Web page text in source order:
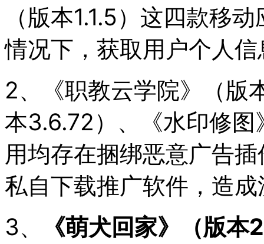
（版本1.1.5）这四款移
情况下，获取用户个人
2、《职教云学院》（版
本3.6.72）、《水印修
用均存在捆绑恶意广告
私自下载推广软件，造
3、
《萌犬回家》（版